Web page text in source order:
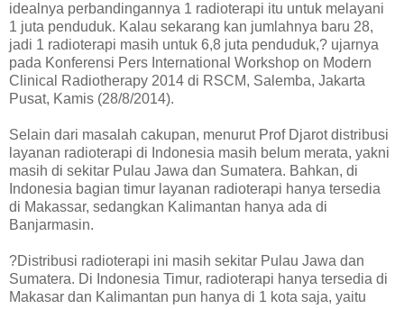
idealnya perbandingannya 1 radioterapi itu untuk melayani
1 juta penduduk. Kalau sekarang kan jumlahnya baru 28,
jadi 1 radioterapi masih untuk 6,8 juta penduduk,? ujarnya
pada Konferensi Pers International Workshop on Modern
Clinical Radiotherapy 2014 di RSCM, Salemba, Jakarta
Pusat, Kamis (28/8/2014).
Selain dari masalah cakupan, menurut Prof Djarot distribusi
layanan radioterapi di Indonesia masih belum merata, yakni
masih di sekitar Pulau Jawa dan Sumatera. Bahkan, di
Indonesia bagian timur layanan radioterapi hanya tersedia
di Makassar, sedangkan Kalimantan hanya ada di
Banjarmasin.
?Distribusi radioterapi ini masih sekitar Pulau Jawa dan
Sumatera. Di Indonesia Timur, radioterapi hanya tersedia di
Makasar dan Kalimantan pun hanya di 1 kota saja, yaitu